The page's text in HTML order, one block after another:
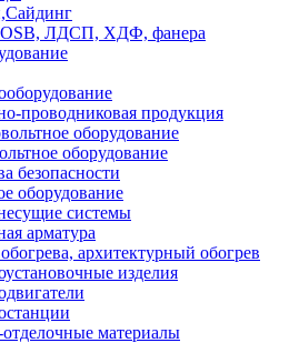
ЛДСП, ХДФ, фанера
проводниковая продукция
оборудование
оборудование
безопасности
оборудование
системы
арматура
архитектурный обогрев
изделия
материалы